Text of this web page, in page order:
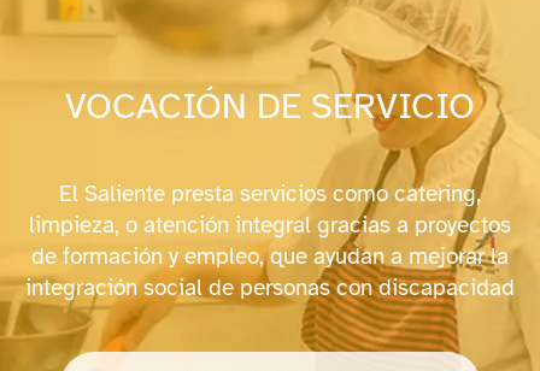
VOCACIÓN DE SERVICIO
El Saliente presta servicios como catering,
limpieza, o atención integral gracias a proyectos
de formación y empleo, que ayudan a mejorar la
integración social de personas con discapacidad